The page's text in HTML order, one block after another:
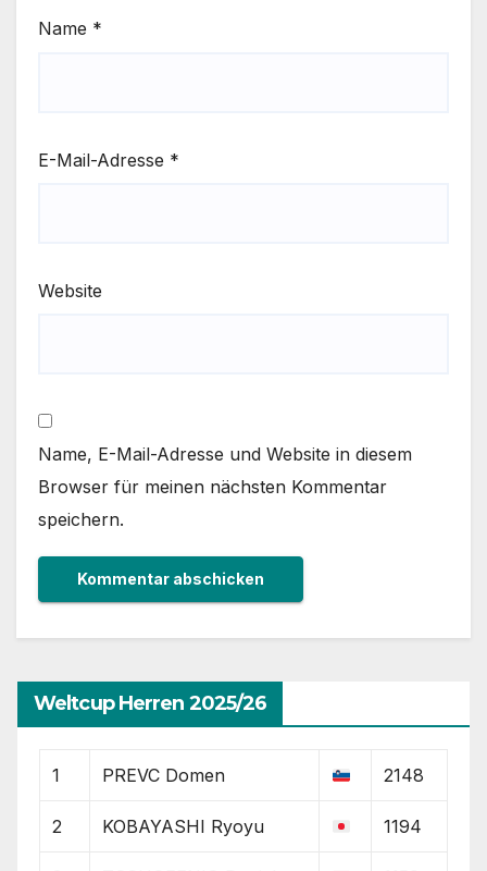
Name *
E-Mail-Adresse *
Website
Name, E-Mail-Adresse und Website in diesem
Browser für meinen nächsten Kommentar
speichern.
Weltcup Herren 2025/26
1 PREVC Domen 2148
2 KOBAYASHI Ryoyu 1194